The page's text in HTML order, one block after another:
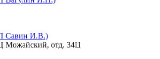
Савин И.В.)
Можайский, отд. 34Ц